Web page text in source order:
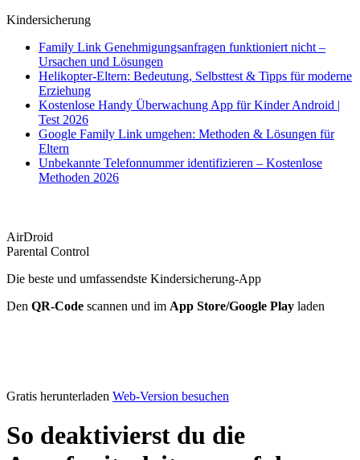
Kindersicherung
Family Link Genehmigungsanfragen funktioniert nicht –
Ursachen und Lösungen
Helikopter-Eltern: Bedeutung, Selbsttest & Tipps für moderne
Erziehung
Kostenlose Handy Überwachung App für Kinder Android |
Test 2026
Google Family Link umgehen: Methoden & Lösungen für
Eltern
Unbekannte Telefonnummer identifizieren – Kostenlose
Methoden 2026
AirDroid
Parental Control
Die beste und umfassendste Kindersicherung-App
Den QR-Code scannen und im App Store/Google Play laden
Gratis herunterladen Web-Version besuchen
So deaktivierst du die